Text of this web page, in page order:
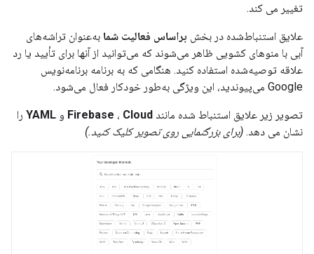
تغییر می کند.
علایق استنباط‌شده در بخش براساس فعالیت شما به‌عنوان تراشه‌های
آبی با منوهای کشویی ظاهر می‌شوند که می‌توانید از آنها برای تأیید یا رد
علاقه توصیه‌شده استفاده کنید. هنگامی که به برنامه برنامه‌نویس
Google می‌پیوندید، این ویژگی به‌طور خودکار فعال می‌شود.
تصویر زیر علایق استنباط شده مانند Firebase ، Cloud و YAML را
نشان می دهد. (برای بزرگنمایی روی تصویر کلیک کنید.)